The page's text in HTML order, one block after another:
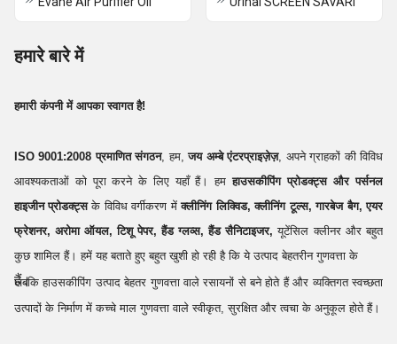
हमारे बारे में
हमारी कंपनी में आपका स्वागत है!
ISO 9001:2008 प्रमाणित संगठन, हम,जय अम्बे एंटरप्राइज़ेज़, अपने ग्राहकों की विविध
आवश्यकताओं को पूरा करने के लिए यहाँ हैं। हमहाउसकीपिंग प्रोडक्ट्स और पर्सनल
हाइजीन प्रोडक्ट्सके विविध वर्गीकरण मेंक्लीनिंग लिक्विड, क्लीनिंग टूल्स, गारबेज बैग, एयर
फ्रेशनर, अरोमा ऑयल, टिशू पेपर, हैंड ग्लव्स, हैंड सैनिटाइजर, यूटेंसिल क्लीनर और बहुत
कुछ शामिल हैं। हमें यह बताते हुए बहुत खुशी हो रही है कि ये उत्पाद बेहतरीन गुणवत्ता के
हैं।
जबकि हाउसकीपिंग उत्पाद बेहतर गुणवत्ता वाले रसायनों से बने होते हैं और व्यक्तिगत स्वच्छता
उत्पादों के निर्माण में कच्चे माल गुणवत्ता वाले स्वीकृत, सुरक्षित और त्वचा के अनुकूल होते हैं।